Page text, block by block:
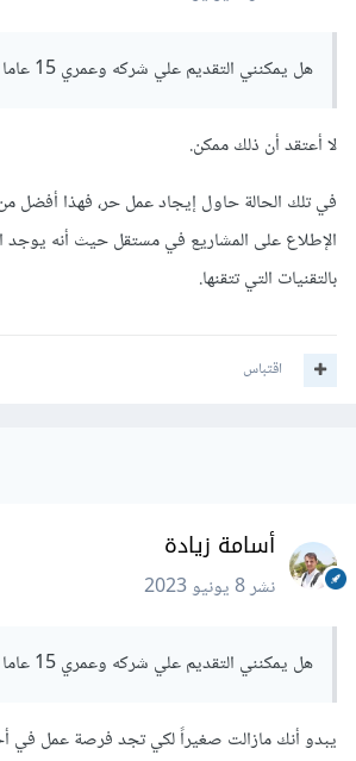
هل يمكنني التقديم علي شركه وعمري 15 عاما ؟
لا أعتقد أن ذلك ممكن.
في تلك الحالة حاول إيجاد عمل حر، فهذا أفضل
الإطلاع على المشاريع في مستقل حيث أنه يوجد
بالتقنيات التي تتقنها.
اقتباس
أسامة زيادة
نشر8 يونيو 2023
هل يمكنني التقديم علي شركه وعمري 15 عاما ؟
يبدو أنك مازالت صغيراً لكي تجد فرصة عمل في